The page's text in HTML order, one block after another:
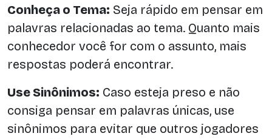
Conheça o Tema: Seja rápido em pensar em
palavras relacionadas ao tema. Quanto mais
conhecedor você for com o assunto, mais
respostas poderá encontrar.
Use Sinônimos: Caso esteja preso e não
consiga pensar em palavras únicas, use
sinônimos para evitar que outros jogadores